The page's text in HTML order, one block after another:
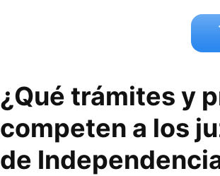
¿Qué trámites y
competen a los
de